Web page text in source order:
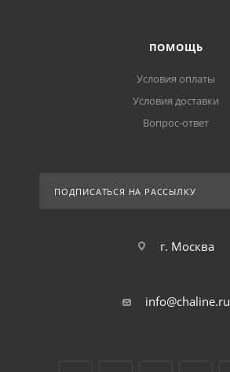
ПОМОЩЬ
Условия оплаты
Условия доставки
Вопрос-ответ
ПОДПИСАТЬСЯ НА РАССЫЛКУ
г. Москва
info@chaline.ru